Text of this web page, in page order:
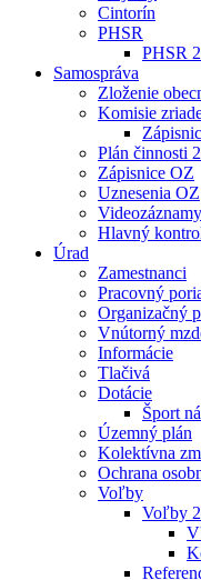
Cintorín
PHSR
PHSR
Samospráva
Zloženie
Komisie
Plán činnosti
Zápisnice OZ
Uznesenia OZ
Videozáznamy
Hlavný
Úrad
Zamestnanci
Pracovný
Organizačný
Vnútorný
Informácie
Tlačivá
Dotácie
Šport
Územný plán
Kolektívna
Ochrana
Voľby
Voľby